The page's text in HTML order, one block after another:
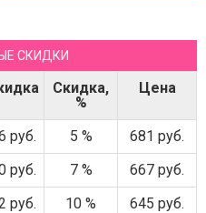
СКИДКИ
Скидка,
%
Цена
руб. 5 %
681 руб.
руб. 7 %
667 руб.
руб. 10 %
645 руб.